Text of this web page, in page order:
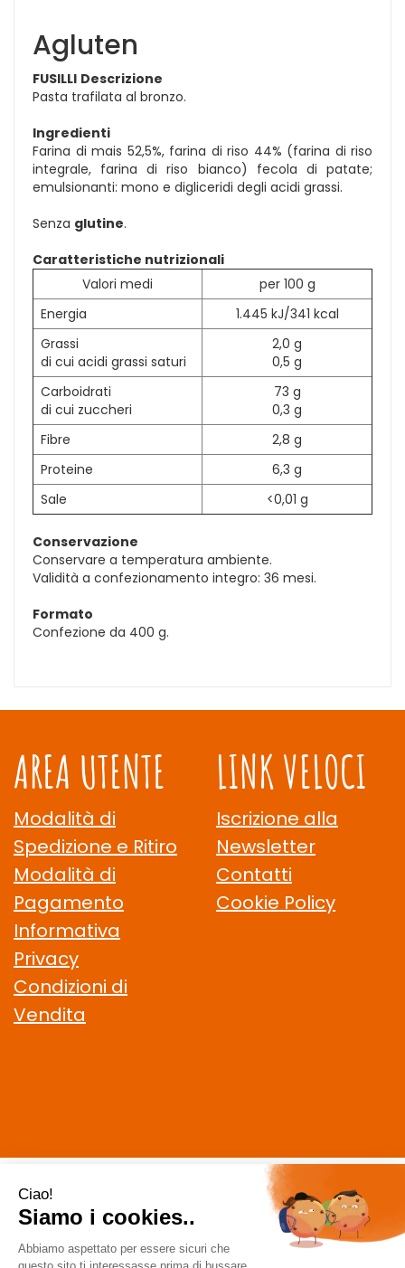
Agluten
FUSILLI Descrizione
Pasta trafilata al bronzo.
Ingredienti
Farina di mais 52,5%, farina di riso 44% (farina di riso
integrale, farina di riso bianco) fecola di patate;
emulsionanti: mono e digliceridi degli acidi grassi.
Senza glutine.
Caratteristiche nutrizionali
Valori medi
per 100 g
Energia
1.445 kJ/341 kcal
Grassi
di cui acidi grassi saturi
2,0 g
0,5 g
Carboidrati
di cui zuccheri
73 g
0,3 g
Fibre
2,8 g
Proteine
6,3 g
Sale
<0,01 g
Conservazione
Conservare a temperatura ambiente.
Validità a confezionamento integro: 36 mesi.
Formato
Confezione da 400 g.
AREA UTENTE
Modalità di
Spedizione e Ritiro
Modalità di
Pagamento
Informativa
Privacy
Condizioni di
Vendita
LINK VELOCI
Iscrizione alla
Newsletter
Contatti
Cookie Policy
CELIACHIAMO.COM SRL
- VIA DELLA MAGLIANA, 183 00146
Roma (RM)
staff @ celiachiamo.com
| Tel.: 065506174| P.Iva:
10901621002 | Numero R.E.A.: 1212664